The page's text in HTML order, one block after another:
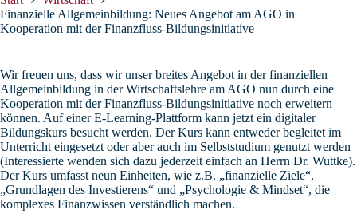
Finanzielle Allgemeinbildung: Neues Angebot am AGO in
Kooperation mit der Finanzfluss-Bildungsinitiative
Wir freuen uns, dass wir unser breites Angebot in der finanziellen
Allgemeinbildung in der Wirtschaftslehre am AGO nun durch eine
Kooperation mit der Finanzfluss-Bildungsinitiative noch erweitern
können. Auf einer E-Learning-Plattform kann jetzt ein digitaler
Bildungskurs besucht werden. Der Kurs kann entweder begleitet im
Unterricht eingesetzt oder aber auch im Selbststudium genutzt werden
(Interessierte wenden sich dazu jederzeit einfach an Herrn Dr. Wuttke).
Der Kurs umfasst neun Einheiten, wie z.B. „finanzielle Ziele“,
„Grundlagen des Investierens“ und „Psychologie & Mindset“, die
komplexes Finanzwissen verständlich machen.